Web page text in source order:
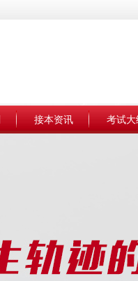
接本资讯 考试大